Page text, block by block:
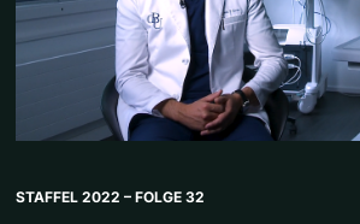
STAFFEL 2022 – FOLGE 32